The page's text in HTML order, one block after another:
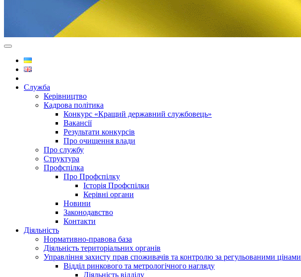
Служба
Керівництво
Кадрова політика
Конкурс «Кращий державний службовець»
Вакансії
Результати конкурсів
Про очищення влади
Про службу
Структура
Профспілка
Про Профспілку
Історія Профспілки
Керівні органи
Новини
Законодавство
Контакти
Діяльність
Нормативно-правова база
Діяльність територіальних органів
Управління захисту прав споживачів та контролю за регульованими цінами
Відділ ринкового та метрологічного нагляду
Діяльність відділу